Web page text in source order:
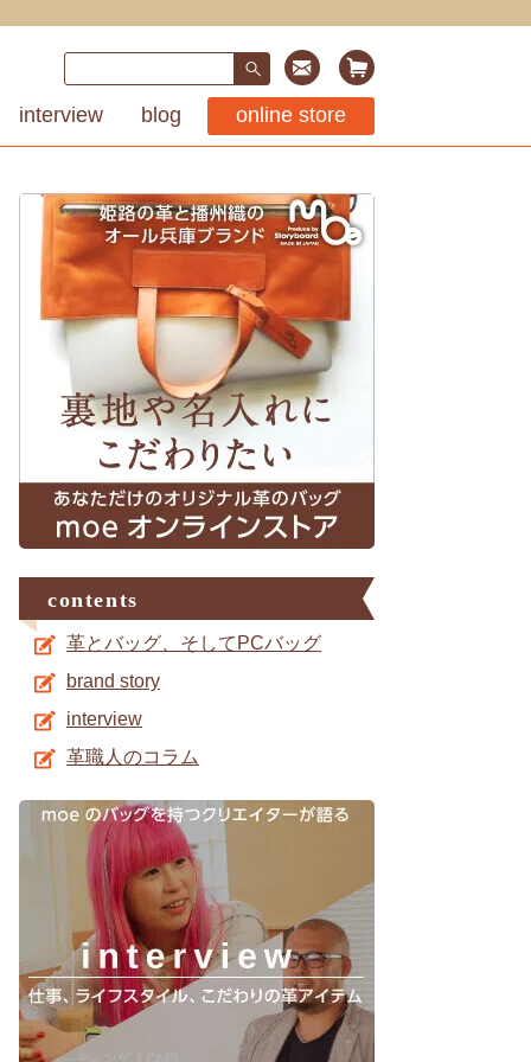
interview blog online store
contents
革とバッグ、そしてPCバッグ
brand story
interview
革職人のコラム